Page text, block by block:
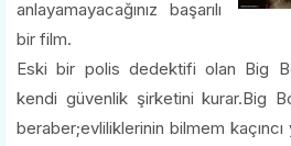
anlayamayacağınız başarılı
bir film.
Eski bir polis dedektifi olan Big
kendi güvenlik şirketini kurar.Big
beraber;evliliklerinin bilmem